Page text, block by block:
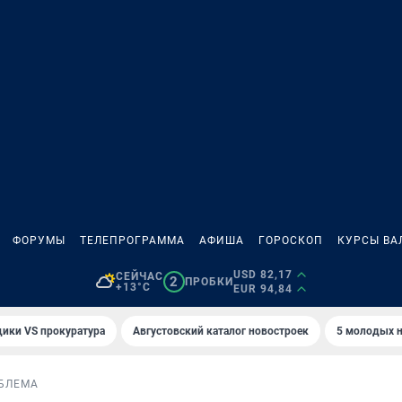
ФОРУМЫ ТЕЛЕПРОГРАММА АФИША ГОРОСКОП КУРСЫ
СЕЙЧАС
+13°C
2 ПРОБКИ
USD 82,17
EUR 94,84
VS прокуратура Августовский каталог новостроек 5 молодых